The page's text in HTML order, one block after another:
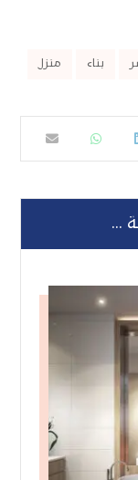
بناء منزل
...